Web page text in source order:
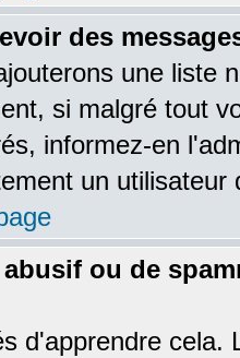
des
une liste
si malgré tout
informez-en
un
ou de
d'apprendre cela.